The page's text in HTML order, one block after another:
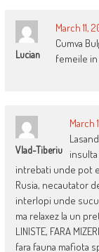
Lucian
March 11,
Cumva
femeile
Vlad-Tiberiu
March
intrebati unde pot
Rusia, necautator
interlopi unde
ma relaxez la un
LINISTE, FARA
fara fauna mafiota